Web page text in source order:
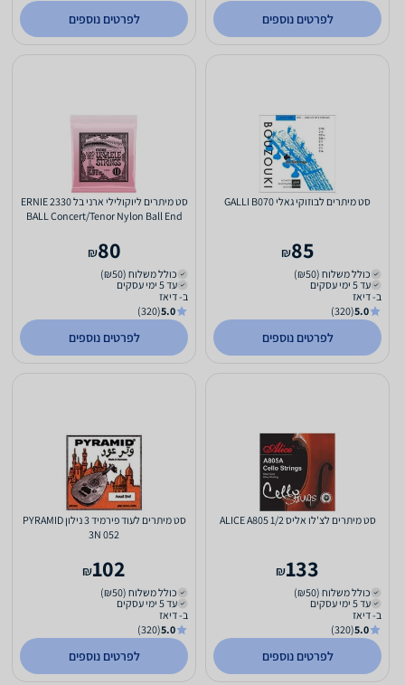
לפרטים נוספים לפרטים נוספים
סט מיתרים לבוזוקי גאלי GALLI B070
85
₪
כולל משלוח (₪50)
עד 5 ימי עסקים
ב- דיאז
5.0
(320)
לפרטים נוספים
סט מיתרים ליוקולילי ארני בל 2330 ERNIE
BALL Concert/Tenor Nylon Ball End
80
₪
כולל משלוח (₪50)
עד 5 ימי עסקים
ב- דיאז
5.0
(320)
לפרטים נוספים
סט מיתרים לצ'לו אליס 1/2 ALICE A805
133
₪
כולל משלוח (₪50)
עד 5 ימי עסקים
ב- דיאז
5.0
(320)
לפרטים נוספים
סט מיתרים לעוד פירמיד 3 נילון PYRAMID
3N 052
102
₪
כולל משלוח (₪50)
עד 5 ימי עסקים
ב- דיאז
5.0
(320)
לפרטים נוספים